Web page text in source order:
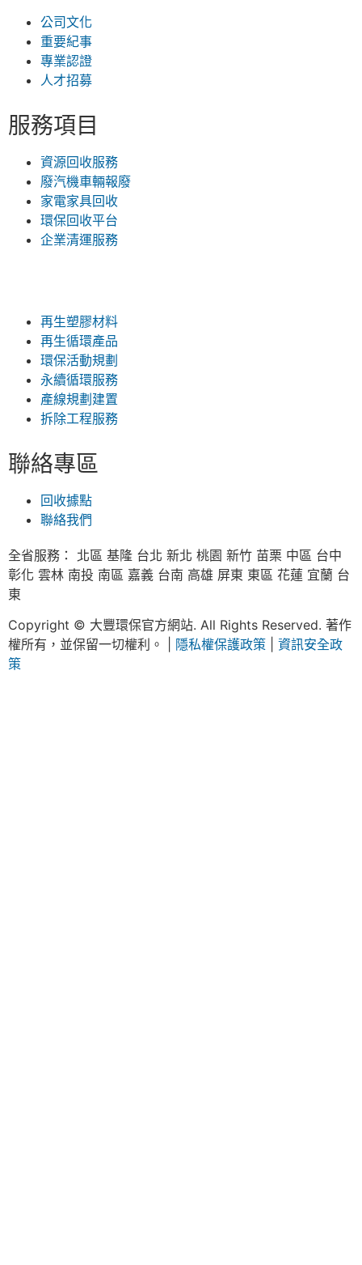
公司文化
重要紀事
專業認證
人才招募
服務項目
資源回收服務
廢汽機車輛報廢
家電家具回收
環保回收平台
企業清運服務
再生塑膠材料
再生循環產品
環保活動規劃
永續循環服務
產線規劃建置
拆除工程服務
聯絡專區
回收據點
聯絡我們
全省服務： 北區 基隆 台北 新北 桃園 新竹 苗栗 中區 台中
彰化 雲林 南投 南區 嘉義 台南 高雄 屏東 東區 花蓮 宜蘭 台
東
Copyright © 大豐環保官方網站. All Rights Reserved. 著作
權所有，並保留一切權利。 | 隱私權保護政策
資訊安全政
策